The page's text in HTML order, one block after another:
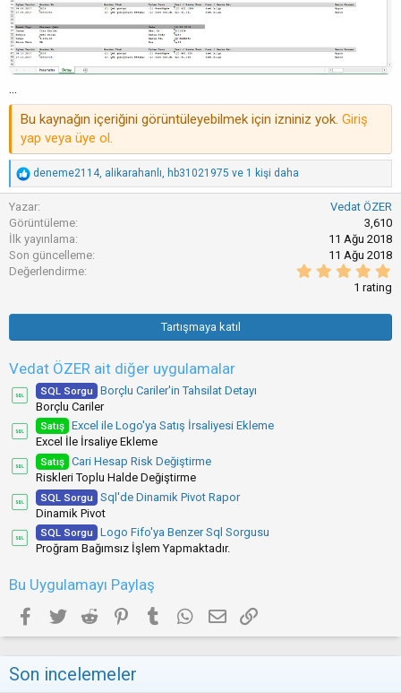
...
Bu kaynağın içeriğini görüntüleyebilmek için izniniz yok. Giriş
yap veya üye ol.
T
e
i
l
e
r
deneme2114, alikarahanlı, hb31021975 ve 1 kişi daha
Yazar
Vedat ÖZER
Görüntüleme
3,610
İlk yayınlama
11 Ağu 2018
Son güncelleme
11 Ağu 2018
Değerlendirme
ı
1 rating
Tartışmaya katıl
Vedat ÖZER ait diğer uygulamalar
SQL Sorgu
Borçlu Cariler'in Tahsilat Detayı
Borçlu Cariler
Satış Excel ile Logo'ya Satış İrsaliyesi Ekleme
Excel İle İrsaliye Ekleme
Satış Cari Hesap Risk Değiştirme
Riskleri Toplu Halde Değiştirme
SQL Sorgu
Sql'de Dinamik Pivot Rapor
Dinamik Pivot
SQL Sorgu
Logo Fifo'ya Benzer Sql Sorgusu
Proğram Bağımsız İşlem Yapmaktadır.
Bu Uygulamayı Paylaş
Facebook
Twitter Reddit PinterestTumblr WhatsApp
E-posta
Son incelemeler